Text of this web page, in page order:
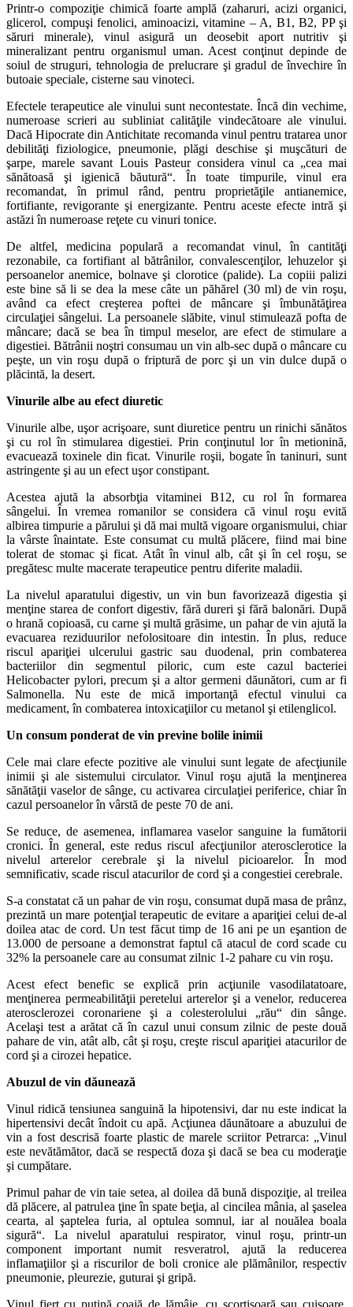
Printr-o compoziţie chimică foarte amplă (zaharuri, acizi organici,
glicerol, compuşi fenolici, aminoacizi, vitamine – A, B1, B2, PP şi
săruri minerale), vinul asigură un deosebit aport nutritiv şi
mineralizant pentru organismul uman. Acest conţinut depinde de
soiul de struguri, tehnologia de prelucrare şi gradul de învechire în
butoaie speciale, cisterne sau vinoteci.
Efectele terapeutice ale vinului sunt necontestate. Încă din vechime,
numeroase scrieri au subliniat calităţile vindecătoare ale vinului.
Dacă Hipocrate din Antichitate recomanda vinul pentru tratarea unor
debilităţi fiziologice, pneumonie, plăgi deschise şi muşcături de
şarpe, marele savant Louis Pasteur considera vinul ca „cea mai
sănătoasă şi igienică băutură“. În toate timpurile, vinul era
recomandat, în primul rând, pentru proprietăţile antianemice,
fortifiante, revigorante şi energizante. Pentru aceste efecte intră şi
astăzi în numeroase reţete cu vinuri tonice.
De altfel, medicina populară a recomandat vinul, în cantităţi
rezonabile, ca fortifiant al bătrânilor, convalescenţilor, lehuzelor şi
persoanelor anemice, bolnave şi clorotice (palide). La copiii palizi
este bine să li se dea la mese câte un păhărel (30 ml) de vin roşu,
având ca efect creşterea poftei de mâncare şi îmbunătăţirea
circulaţiei sângelui. La persoanele slăbite, vinul stimulează pofta de
mâncare; dacă se bea în timpul meselor, are efect de stimulare a
digestiei. Bătrânii noştri consumau un vin alb-sec după o mâncare cu
peşte, un vin roşu după o friptură de porc şi un vin dulce după o
plăcintă, la desert.
Vinurile albe au efect diuretic
Vinurile albe, uşor acrişoare, sunt diuretice pentru un rinichi sănătos
şi cu rol în stimularea digestiei. Prin conţinutul lor în metionină,
evacuează toxinele din ficat. Vinurile roşii, bogate în taninuri, sunt
astringente şi au un efect uşor constipant.
Acestea ajută la absorbţia vitaminei B12, cu rol în formarea
sângelui. În vremea romanilor se considera că vinul roşu evită
albirea timpurie a părului şi dă mai multă vigoare organismului, chiar
la vârste înaintate. Este consumat cu multă plăcere, fiind mai bine
tolerat de stomac şi ficat. Atât în vinul alb, cât şi în cel roşu, se
pregătesc multe macerate terapeutice pentru diferite maladii.
La nivelul aparatului digestiv, un vin bun favorizează digestia şi
menţine starea de confort digestiv, fără dureri şi fără balonări. După
o hrană copioasă, cu carne şi multă grăsime, un pahar de vin ajută la
evacuarea reziduurilor nefolositoare din intestin. În plus, reduce
riscul apariţiei ulcerului gastric sau duodenal, prin combaterea
bacteriilor din segmentul piloric, cum este cazul bacteriei
Helicobacter pylori, precum şi a altor germeni dăunători, cum ar fi
Salmonella. Nu este de mică importanţă efectul vinului ca
medicament, în combaterea intoxicaţiilor cu metanol şi etilenglicol.
Un consum ponderat de vin previne bolile inimii
Cele mai clare efecte pozitive ale vinului sunt legate de afecţiunile
inimii şi ale sistemului circulator. Vinul roşu ajută la menţinerea
sănătăţii vaselor de sânge, cu activarea circulaţiei periferice, chiar în
cazul persoanelor în vârstă de peste 70 de ani.
Se reduce, de asemenea, inflamarea vaselor sanguine la fumătorii
cronici. În general, este redus riscul afecţiunilor aterosclerotice la
nivelul arterelor cerebrale şi la nivelul picioarelor. În mod
semnificativ, scade riscul atacurilor de cord şi a congestiei cerebrale.
S-a constatat că un pahar de vin roşu, consumat după masa de prânz,
prezintă un mare potenţial terapeutic de evitare a apariţiei celui de-al
doilea atac de cord. Un test făcut timp de 16 ani pe un eşantion de
13.000 de persoane a demonstrat faptul că atacul de cord scade cu
32% la persoanele care au consumat zilnic 1-2 pahare cu vin roşu.
Acest efect benefic se explică prin acţiunile vasodilatatoare,
menţinerea permeabilităţii peretelui arterelor şi a venelor, reducerea
aterosclerozei coronariene şi a colesterolului „rău“ din sânge.
Acelaşi test a arătat că în cazul unui consum zilnic de peste două
pahare de vin, atât alb, cât şi roşu, creşte riscul apariţiei atacurilor de
cord şi a cirozei hepatice.
Abuzul de vin dăunează
Vinul ridică tensiunea sanguină la hipotensivi, dar nu este indicat la
hipertensivi decât îndoit cu apă. Acţiunea dăunătoare a abuzului de
vin a fost descrisă foarte plastic de marele scriitor Petrarca: „Vinul
este nevătămător, dacă se respectă doza şi dacă se bea cu moderaţie
şi cumpătare.
Primul pahar de vin taie setea, al doilea dă bună dispoziţie, al treilea
dă plăcere, al patrulea ţine în spate beţia, al cincilea mânia, al şaselea
cearta, al şaptelea furia, al optulea somnul, iar al nouălea boala
sigură“. La nivelul aparatului respirator, vinul roşu, printr-un
component important numit resveratrol, ajută la reducerea
inflamaţiilor şi a riscurilor de boli cronice ale plămânilor, respectiv
pneumonie, pleurezie, guturai şi gripă.
Vinul fiert cu puţină coajă de lămâie, cu scorţişoară sau cuişoare,